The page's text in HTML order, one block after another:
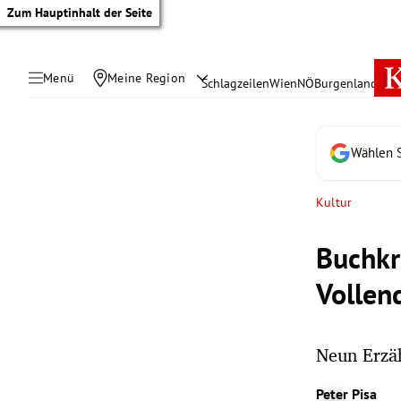
Zum Hauptinhalt der Seite
Menü Meine Region SchlagzeilenWienNÖBurgenland
Wählen
Kultur
Neun
Peter Pisa